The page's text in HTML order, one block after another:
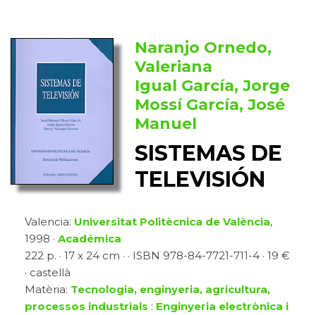
Naranjo Ornedo,
Valeriana
Igual García, Jorge
Mossí García, José
Manuel
SISTEMAS DE
TELEVISIÓN
Valencia: Universitat Politècnica de València,
1998 · Académica
222 p. · 17 x 24 cm · · ISBN 978-84-7721-711-4 · 19 €
· castellà
Matèria: Tecnologia, enginyeria, agricultura,
processos industrials : Enginyeria electrònica i